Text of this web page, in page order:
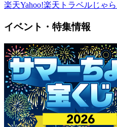
楽天Yahoo!楽天トラベルじゃ
イベント・特集情報